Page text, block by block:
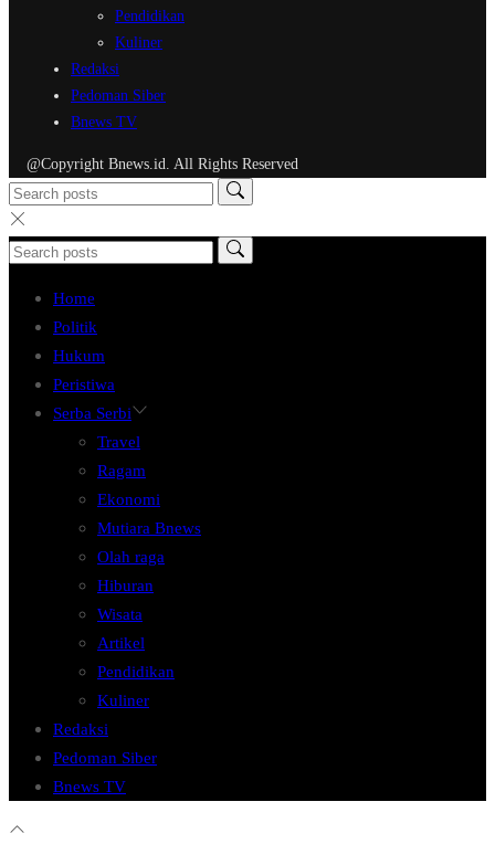
Pendidikan
Kuliner
Redaksi
Pedoman Siber
Bnews TV
@Copyright Bnews.id. All Rights Reserved
Home
Politik
Hukum
Peristiwa
Serba Serbi
Travel
Ragam
Ekonomi
Mutiara Bnews
Olah raga
Hiburan
Wisata
Artikel
Pendidikan
Kuliner
Redaksi
Pedoman Siber
Bnews TV